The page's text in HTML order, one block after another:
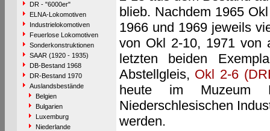
DR - "6000er"
ELNA-Lokomotiven
Industrielokomotiven
Feuerlose Lokomotiven
Sonderkonstruktionen
SAAR (1920 - 1935)
DB-Bestand 1968
DR-Bestand 1970
Auslandsbestände
Belgien
Bulgarien
Luxemburg
Niederlande
blieb. Nachdem 1965
1966 und 1969 jeweils
von Okl 2-10, 1971 von
letzten beiden
Abstellgleis, Okl 2-6
heute im Muzeum
Niederschlesischen
werden.